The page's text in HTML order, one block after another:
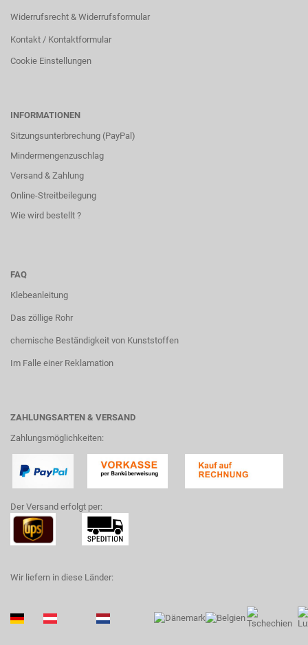
Widerrufsrecht & Widerrufsformular
Kontakt / Kontaktformular
Cookie Einstellungen
INFORMATIONEN
Sitzungsunterbrechung (PayPal)
Mindermengenzuschlag
Versand & Zahlung
Online-Streitbeilegung
Wie wird bestellt ?
FAQ
Klebeanleitung
Das zöllige Rohr
chemische Beständigkeit von Kunststoffen
Im Falle einer Reklamation
ZAHLUNGSARTEN & VERSAND
Zahlungsmöglichkeiten:
Der Versand erfolgt per:
Wir liefern in diese Länder: